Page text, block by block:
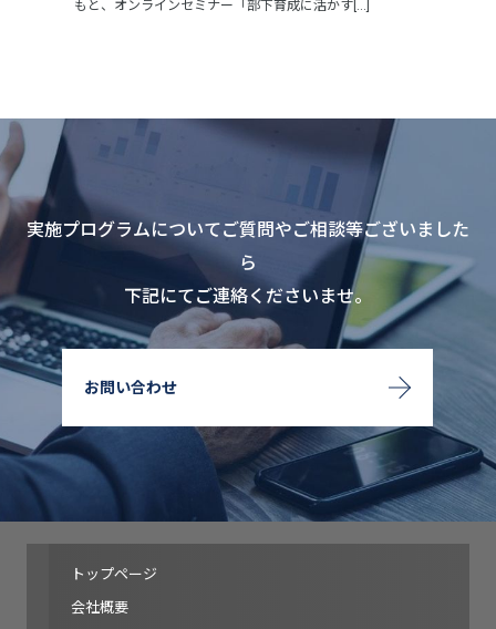
もと、オンラインセミナー「部下育成に活かす[...]
実施プログラムについてご質問やご相談等ございました
ら
下記にてご連絡くださいませ。
お問い合わせ
トップページ
会社概要